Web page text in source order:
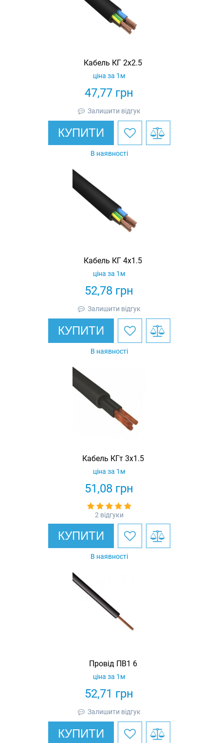
Кабель КГ 2х2.5
47,77 грн
ціна за 1м
Залишити відгук
КУПИТИ
В наявності
Кабель КГ 4х1.5
52,78 грн
ціна за 1м
Залишити відгук
КУПИТИ
В наявності
Кабель КГт 3х1.5
51,08 грн
ціна за 1м
2 відгуки
КУПИТИ
В наявності
Провід ПВ1 6
52,71 грн
ціна за 1м
Залишити відгук
КУПИТИ